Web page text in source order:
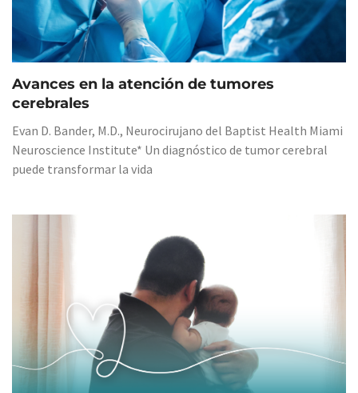
Avances en la atención de tumores
cerebrales
Evan D. Bander, M.D., Neurocirujano del Baptist Health Miami
Neuroscience Institute* Un diagnóstico de tumor cerebral
puede transformar la vida